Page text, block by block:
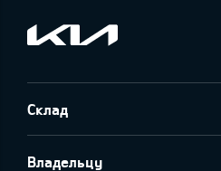
Склад
Владельцу